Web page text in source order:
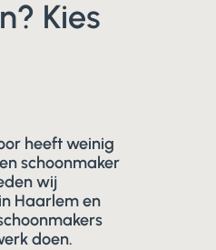
Kies
heeft weinig
schoonmaker
wij
Haarlem en
doen.